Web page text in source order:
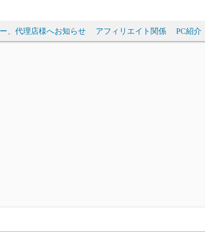
、代理店様へお知らせ アフィリエイト関係 PC紹介